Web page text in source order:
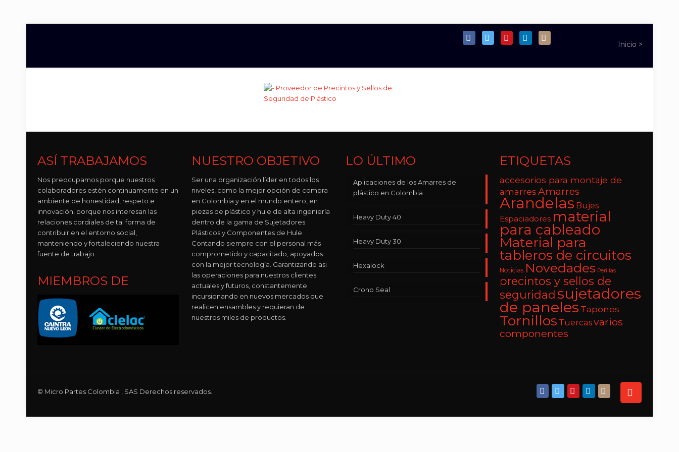
ASÍ TRABAJAMOS
Nos preocupamos porque nuestros
colaboradores estén continuamente en un
ambiente de honestidad, respeto e
innovación, porque nos interesan las
relaciones cordiales de tal forma de
contribuir en el entorno social,
manteniendo y fortaleciendo nuestra
fuente de trabajo.
MIEMBROS DE
NUESTRO OBJETIVO
Ser una organización líder en todos los
niveles, como la mejor opción de compra
en Colombia y en el mundo entero, en
piezas de plástico y hule de alta ingeniería
dentro de la gama de Sujetadores
Plásticos y Componentes de Hule.
Contando siempre con el personal más
comprometido y capacitado, apoyados
con la mejor tecnología. Garantizando asi
las operaciones para nuestros clientes
actuales y futuros, constantemente
incursionando en nuevos mercados que
realicen ensambles y requieran de
nuestros miles de productos.
LO ÚLTIMO
Aplicaciones de los Amarres de
plástico en Colombia
Heavy Duty 40
Heavy Duty 30
Hexalock
Crono Seal
ETIQUETAS
accesorios para montaje de
amarresAmarres
Arandelas Bujes
Espaciadores material
para cableado
Material para
tableros de circuitos
Noticias Novedades Perillas
precintos y sellos de
seguridadsujetadores
de paneles Tapones
Tornillos Tuercasvarios
componentes
© Micro Partes Colombia , SAS Derechos reservados.